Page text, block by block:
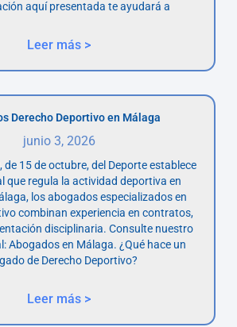
aquí presentada te ayudará a
Leer más >
Derecho Deportivo en Málaga
junio 3, 2026
15 de octubre, del Deporte establece
que regula la actividad deportiva en
los abogados especializados en
combinan experiencia en contratos,
disciplinaria. Consulte nuestro
Abogados en Málaga. ¿Qué hace un
de Derecho Deportivo?
Leer más >